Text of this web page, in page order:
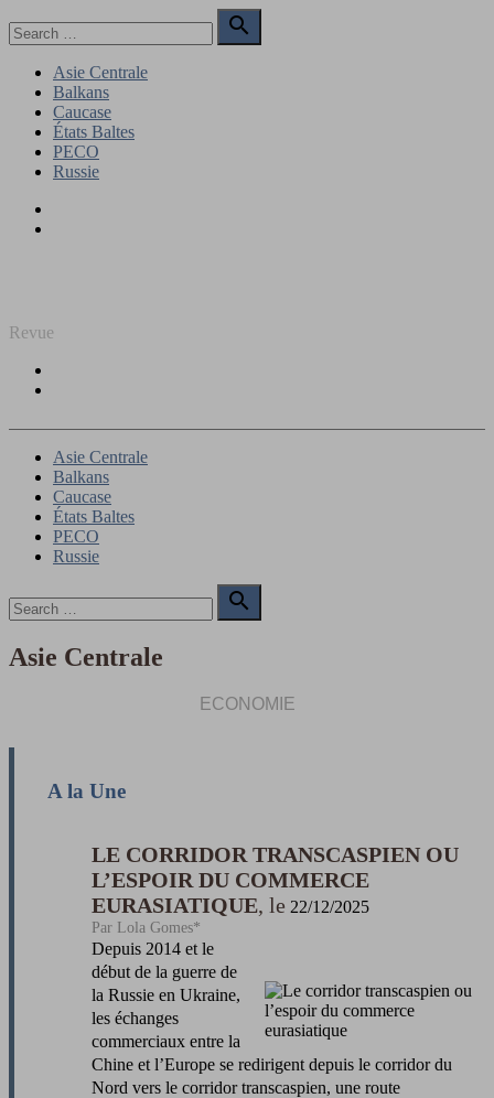
to
for:

Search
Asie Centrale
Balkans
Caucase
États Baltes
PECO
Russie
Revue
Asie Centrale
Balkans
Caucase
États Baltes
PECO
Russie
for:

Search
Asie Centrale
ECONOMIE
A la Une
LE CORRIDOR TRANSCASPIEN OU
L’ESPOIR DU COMMERCE
EURASIATIQUE
22/12/2025
Lola Gomes*
Depuis 2014 et le
début de la guerre de
la Russie en Ukraine,
les échanges
commerciaux entre la
Chine et l’Europe se redirigent depuis le corridor du
Nord vers le corridor transcaspien, une route